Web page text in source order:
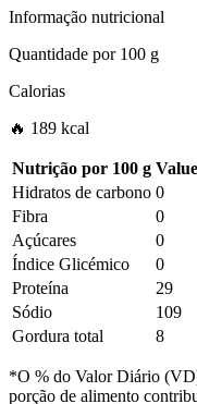
Informação nutricional
Quantidade por100 g
Calorias
🔥 189 kcal
Nutrição por 100 g Value
Hidratos de carbono 0
Fibra
0
Açúcares
0
Índice Glicémico
0
Proteína
29
Sódio
109
Gordura total
8
*O % do Valor Diário
porção de alimento